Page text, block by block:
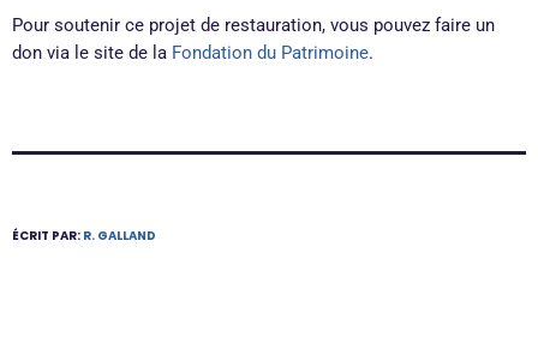
Pour soutenir ce projet de restauration, vous pouvez faire un
don via le site de la Fondation du Patrimoine.
ÉCRIT PAR: R. GALLAND